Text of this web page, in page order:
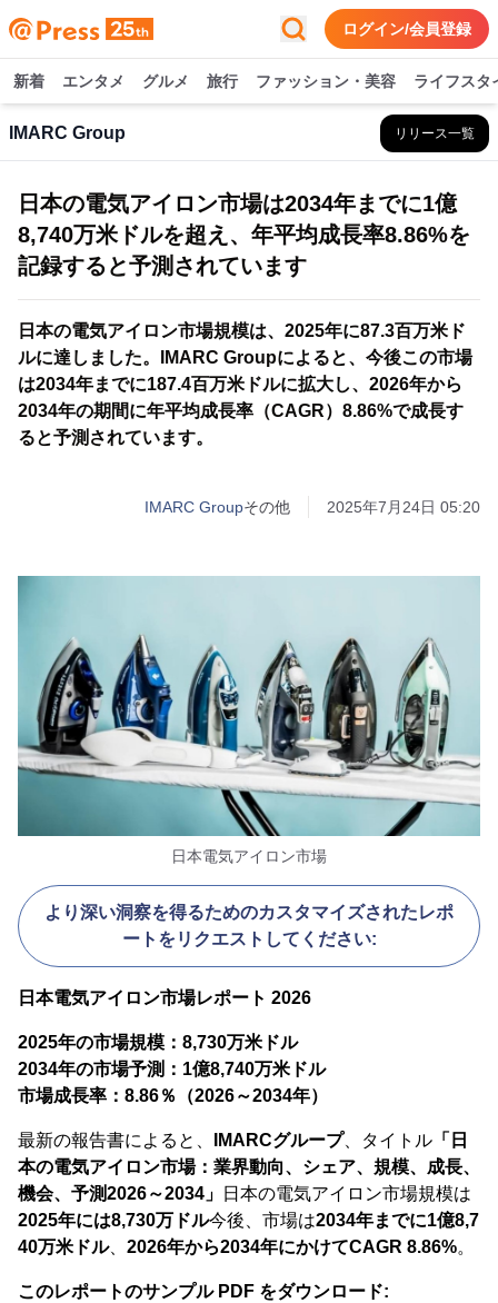
ログイン/会員登録
新着 エンタメ グルメ 旅行 ファッション・美容 ライフスタ
IMARC Group リリース一覧
日本の電気アイロン市場は2034年までに1億
8,740万米ドルを超え、年平均成長率8.86%を
記録すると予測されています
日本の電気アイロン市場規模は、2025年に87.3百万米ド
ルに達しました。IMARC Groupによると、今後この市場
は2034年までに187.4百万米ドルに拡大し、2026年から
2034年の期間に年平均成長率（CAGR）8.86%で成長す
ると予測されています。
IMARC Groupその他 2025年7月24日 05:20
日本電気アイロン市場
より深い洞察を得るためのカスタマイズされたレポ
ートをリクエストしてください:
日本電気アイロン市場レポート 2026
2025年の市場規模：8,730万米ドル
2034年の市場予測：1億8,740万米ドル
市場成長率：8.86％（2026～2034年）
最新の報告書によると、 IMARCグループ、タイトル 「日
本の電気アイロン市場：業界動向、シェア、規模、成長、
機会、予測2026～2034」
日本の電気アイロン市場規模は
2025年には8,730万ドル今後、市場は2034年までに1億8,7
40万米ドル、 2026年から2034年にかけてCAGR 8.86%。
このレポートのサンプル PDF をダウンロード: